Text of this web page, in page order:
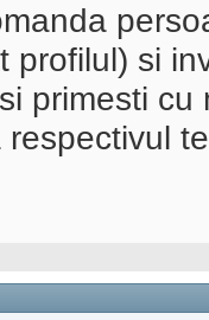
profilul) si
primesti